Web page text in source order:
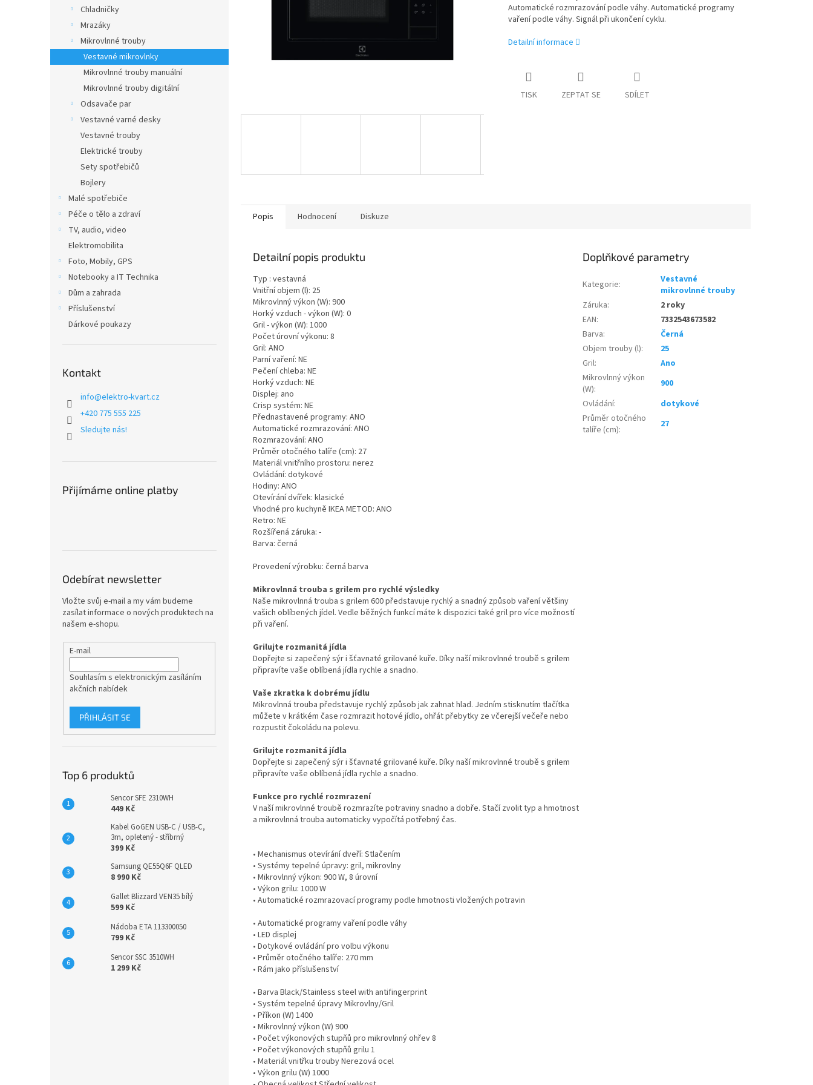
Chladničky
Mrazáky
Mikrovlnné trouby
Vestavné mikrovlnky
Mikrovlnné trouby manuální
Mikrovlnné trouby digitální
Odsavače par
Vestavné varné desky
Vestavné trouby
Elektrické trouby
Sety spotřebičů
Bojlery
Malé spotřebiče
Péče o tělo a zdraví
TV, audio, video
Elektromobilita
Foto, Mobily, GPS
Notebooky a IT Technika
Dům a zahrada
Příslušenství
Dárkové poukazy
Kontakt
info@elektro-kvart.cz
+420 775 555 225
Sledujte nás!
Přijímáme online platby
Odebírat newsletter
Vložte svůj e-mail a my vám budeme
zasílat informace o nových produktech na
našem e-shopu.
E-mail
Souhlasím s elektronickým zasíláním
akčních nabídek
PŘIHLÁSIT SE
Top 6 produktů
Sencor SFE 2310WH
449 Kč
Kabel GoGEN USB-C / USB-C,
3m, opletený - stříbrný
399 Kč
Samsung QE55Q6F QLED
8 990 Kč
Gallet Blizzard VEN35 bílý
599 Kč
Nádoba ETA 113300050
799 Kč
Sencor SSC 3510WH
1 299 Kč
Automatické rozmrazování podle váhy. Automatické programy
vaření podle váhy. Signál při ukončení cyklu.
Detailní informace
TISK ZEPTAT SE SDÍLET
Popis Hodnocení Diskuze
Detailní popis produktu
Typ : vestavná
Vnitřní objem (l): 25
Mikrovlnný výkon (W): 900
Horký vzduch - výkon (W): 0
Gril - výkon (W): 1000
Počet úrovní výkonu: 8
Gril: ANO
Parní vaření: NE
Pečení chleba: NE
Horký vzduch: NE
Displej: ano
Crisp systém: NE
Přednastavené programy: ANO
Automatické rozmrazování: ANO
Rozmrazování: ANO
Průměr otočného talíře (cm): 27
Materiál vnitřního prostoru: nerez
Ovládání: dotykové
Hodiny: ANO
Otevírání dvířek: klasické
Vhodné pro kuchyně IKEA METOD: ANO
Retro: NE
Rozšířená záruka: -
Barva: černá
Provedení výrobku: černá barva
Mikrovlnná trouba s grilem pro rychlé výsledky
Naše mikrovlnná trouba s grilem 600 představuje rychlý a snadný způsob vaření většiny
vašich oblíbených jídel. Vedle běžných funkcí máte k dispozici také gril pro více možností
při vaření.
Grilujte rozmanitá jídla
Dopřejte si zapečený sýr i šťavnaté grilované kuře. Díky naší mikrovlnné troubě s grilem
připravíte vaše oblíbená jídla rychle a snadno.
Vaše zkratka k dobrému jídlu
Mikrovlnná trouba představuje rychlý způsob jak zahnat hlad. Jedním stisknutím tlačítka
můžete v krátkém čase rozmrazit hotové jídlo, ohřát přebytky ze včerejší večeře nebo
rozpustit čokoládu na polevu.
Grilujte rozmanitá jídla
Dopřejte si zapečený sýr i šťavnaté grilované kuře. Díky naší mikrovlnné troubě s grilem
připravíte vaše oblíbená jídla rychle a snadno.
Funkce pro rychlé rozmrazení
V naší mikrovlnné troubě rozmrazíte potraviny snadno a dobře. Stačí zvolit typ a hmotnost
a mikrovlnná trouba automaticky vypočítá potřebný čas.
• Mechanismus otevírání dveří: Stlačením
• Systémy tepelné úpravy: gril, mikrovlny
• Mikrovlnný výkon: 900 W, 8 úrovní
• Výkon grilu: 1000 W
• Automatické rozmrazovací programy podle hmotnosti vložených potravin
• Automatické programy vaření podle váhy
• LED displej
• Dotykové ovládání pro volbu výkonu
• Průměr otočného talíře: 270 mm
• Rám jako příslušenství
• Barva Black/Stainless steel with antifingerprint
• Systém tepelné úpravy Mikrovlny/Gril
• Příkon (W) 1400
• Mikrovlnný výkon (W) 900
• Počet výkonových stupňů pro mikrovlnný ohřev 8
• Počet výkonových stupňů grilu 1
• Materiál vnitřku trouby Nerezová ocel
• Výkon grilu (W) 1000
Doplňkové parametry
Kategorie:
Vestavné
mikrovlnné trouby
Záruka:
2 roky
EAN:
7332543673582
Barva:
Černá
Objem trouby (l):
25
Gril:
Ano
Mikrovlnný výkon
(W):
900
Ovládání:
dotykové
Průměr otočného
talíře (cm): 27